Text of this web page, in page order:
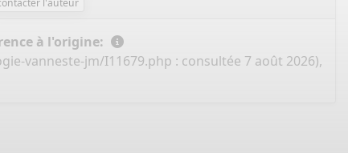
à l'origine:
vanneste-jm/I11679.php : consultée 7 août 2026),